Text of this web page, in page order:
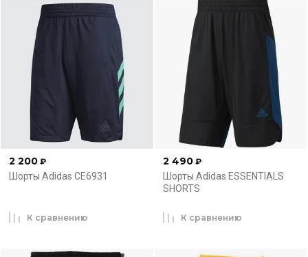
2 200 ₽
Шорты Adidas CE6931
К сравнению
2 490 ₽
Шорты Adidas ESSENTIALS
SHORTS
К сравнению